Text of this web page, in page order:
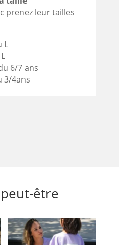
prenez leur tailles
L
6/7 ans
3/4ans
être